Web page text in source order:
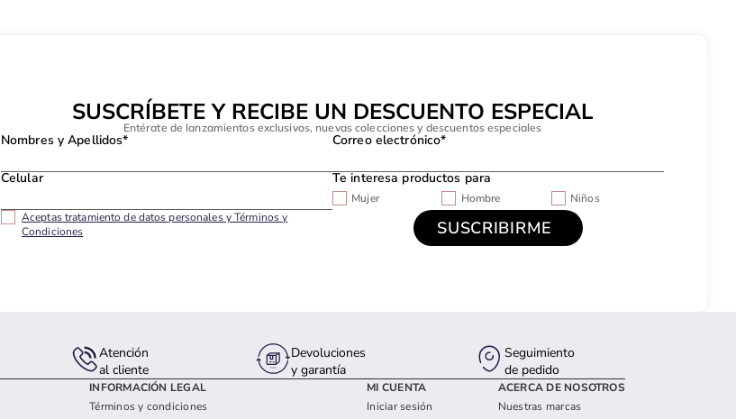
SUSCRÍBETE Y RECIBE UN DESCUENTO ESPECIAL
Entérate de lanzamientos exclusivos, nuevas colecciones y descuentos especiales
Nombres y Apellidos* Correo electrónico*
Celular Te interesa productos para
Mujer Hombre
Niños
Aceptas tratamiento de datos personales y Términos y
Condiciones
Atención
al cliente
Devoluciones
y garantía
Seguimiento
de pedido
INFORMACIÓN LEGAL
Términos y condiciones
MI CUENTA
Iniciar sesión
ACERCA DE NOSOTROS
Nuestras marcas